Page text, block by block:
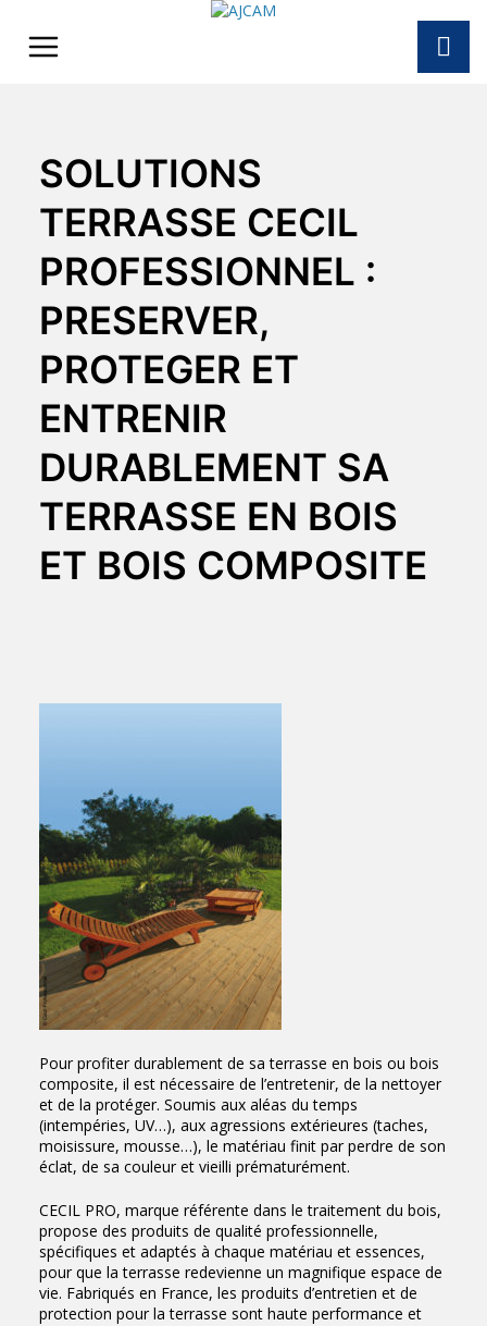
content
SOLUTIONS
TERRASSE CECIL
PROFESSIONNEL :
PRESERVER,
PROTEGER ET
ENTRENIR
DURABLEMENT SA
TERRASSE EN BOIS
ET BOIS COMPOSITE
Pour profiter durablement de sa terrasse en bois ou bois
composite, il est nécessaire de l’entretenir, de la nettoyer
et de la protéger. Soumis aux aléas du temps
(intempéries, UV…), aux agressions extérieures (taches,
moisissure, mousse…), le matériau finit par perdre de son
éclat, de sa couleur et vieilli prématurément.
CECIL PRO, marque référente dans le traitement du bois,
propose des produits de qualité professionnelle,
spécifiques et adaptés à chaque matériau et essences,
pour que la terrasse redevienne un magnifique espace de
vie. Fabriqués en France, les produits d’entretien et de
protection pour la terrasse sont haute performance et